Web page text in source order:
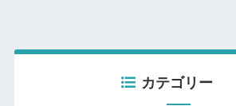
カテゴリー